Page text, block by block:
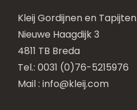
Kleij Gordijnen en Tapijten
Nieuwe Haagdijk 3
4811 TB Breda
Tel.: 0031 (0)76-5215976
Mail : info@kleij.com